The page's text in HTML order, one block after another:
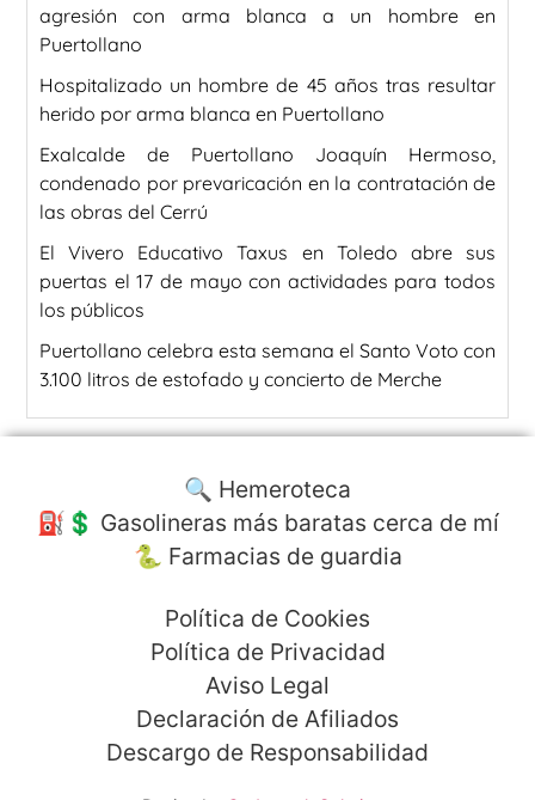
agresión con arma blanca a un hombre en
Puertollano
Hospitalizado un hombre de 45 años tras resultar
herido por arma blanca en Puertollano
Exalcalde de Puertollano Joaquín Hermoso,
condenado por prevaricación en la contratación de
las obras del Cerrú
El Vivero Educativo Taxus en Toledo abre sus
puertas el 17 de mayo con actividades para todos
los públicos
Puertollano celebra esta semana el Santo Voto con
3.100 litros de estofado y concierto de Merche
🔍 Hemeroteca
⛽️💲 Gasolineras más baratas cerca de mí
🐍 Farmacias de guardia
Política de Cookies
Política de Privacidad
Aviso Legal
Declaración de Afiliados
Descargo de Responsabilidad